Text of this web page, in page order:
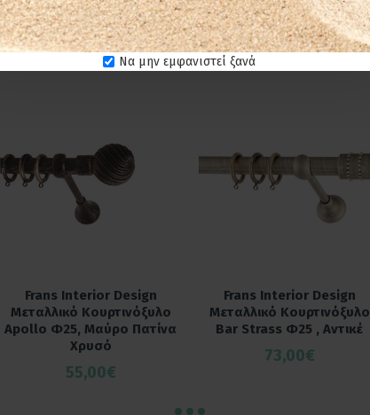
Να μην εμφανιστεί ξανά
Frans Interior Design
Μεταλλικό Κουρτινόξυλο
Apollo Φ25, Μαύρο Πατίνα
Χρυσό
55,00€
Frans Interior Design
Μεταλλικό Κουρτινόξυλο
Bar Strass Φ25 , Αντικέ
73,00€